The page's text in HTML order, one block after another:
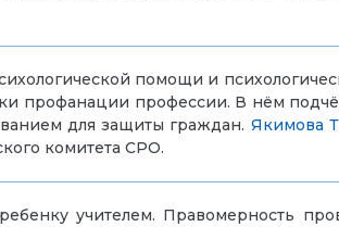
помощи и
профанации профессии. В нём
для защиты граждан. Якимова
комитета СРО.
учителем. Правомерность